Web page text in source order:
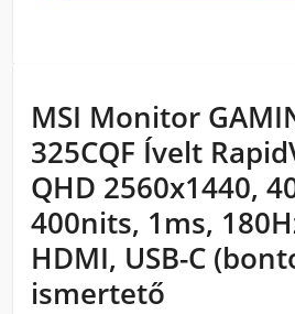
MSI Monitor
325CQF Ívelt
QHD 2560x1440,
400nits, 1ms,
HDMI, USB-C
ismertető